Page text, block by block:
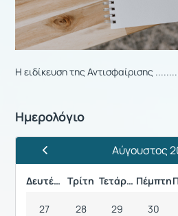
Η ειδίκευση της Αντισφαίρισης
Ημερολόγιο
Προηγούμενος Μήνας
Αύγουστος
Δευτέρα Τρίτη Τετάρτη Πέμπτη
27 28 29 30